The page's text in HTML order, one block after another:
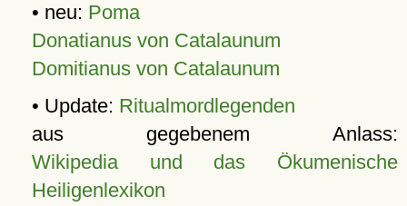
• neu: Poma
Donatianus von Catalaunum
Domitianus von Catalaunum
• Update: Ritualmordlegenden
aus gegebenem Anlass:
Wikipedia und das Ökumenische
Heiligenlexikon